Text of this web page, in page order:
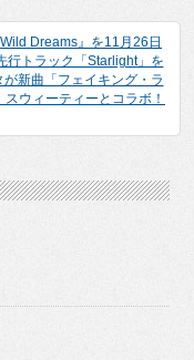
Dreams』を11月26日
行トラック「Starlight」を
新曲「フェイキング・ラ
ウィーティーとコラボ！